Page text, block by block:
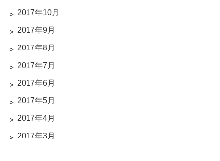
2017年10月
2017年9月
2017年8月
2017年7月
2017年6月
2017年5月
2017年4月
2017年3月